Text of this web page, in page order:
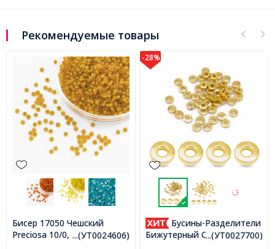
Рекомендуемые товары
...(УТ0024606)
Бисер 17050 Чешский
Preciosa 10/0, Матовый
-28%
...(УТ0027700)
Бусины-Разделители
Бижутерный Сплав, Форма